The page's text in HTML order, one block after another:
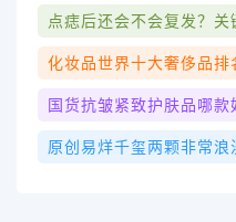
点痣后还会不会复发？
化妆品世界十大奢侈品排
国货抗皱紧致护肤品哪款
原创易烊千玺两颗非常浪